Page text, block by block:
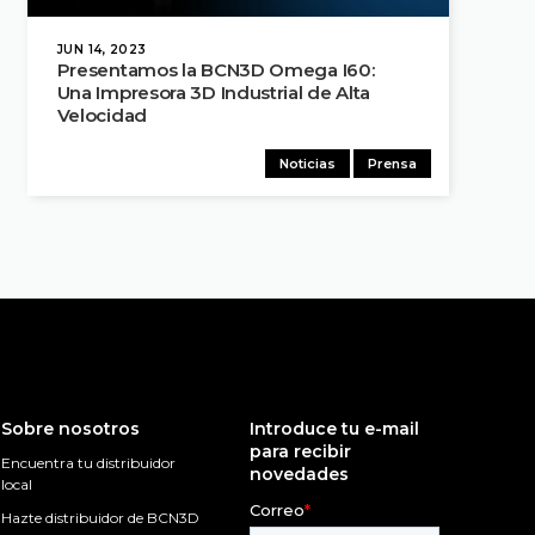
JUN 14, 2023
Noticias Prensa
Presentamos la BCN3D Omega I60:
Una Impresora 3D Industrial de Alta
Velocidad
Sobre nosotros
Encuentra tu distribuidor
local
Hazte distribuidor de BCN3D
Introduce tu e-mail
para recibir
novedades